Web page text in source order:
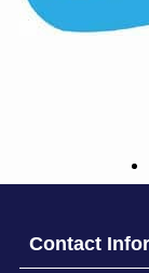
Contact